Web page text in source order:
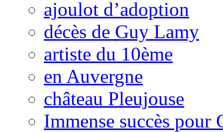
ajoulot d’adoption
décès de Guy Lamy
artiste du 10ème
en Auvergne
château Pleujouse
Immense succès pour